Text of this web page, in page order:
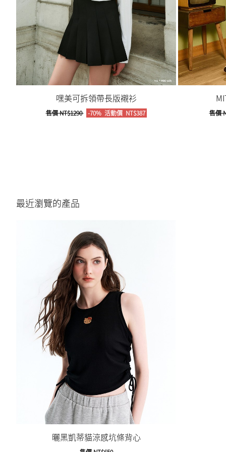
嘿美可拆領帶長版襯衫
售價NT$1290 -70% 活動價NT$387 售價
最近瀏覽的產品
曬黑凱蒂貓涼感坑條背心